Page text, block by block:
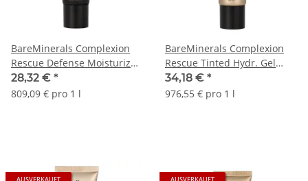
BareMinerals Complexion
Rescue Defense Moisturizer
SPF30 35ml
28,32 € *
809,09 € pro 1 l
BareMinerals Complexion
Rescue Tinted Hydr. Gel
Cream SPF30
34,18 € *
976,55 € pro 1 l
AUSVERKAUFT AUSVERKAUFT